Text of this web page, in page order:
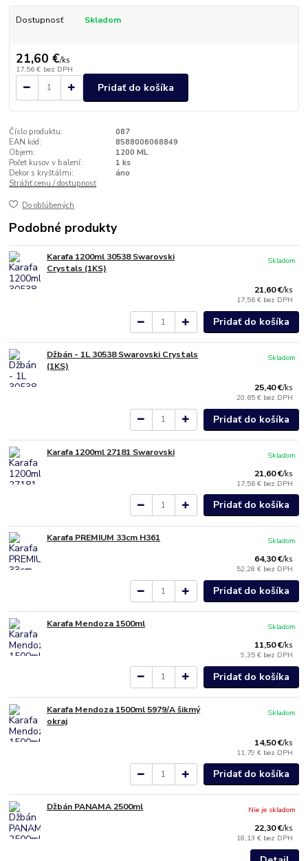
Dostupnosť Skladom
21,60 €/ks
17,56 € bez DPH
Pridať do košíka
Číslo produktu:
087
EAN kód:
8588006068849
Objem:
1200 ML
Počet kusov v balení:
1 ks
Dekor s kryštálmi:
áno
Strážiť cenu / dostupnosť
Do obľúbených
Podobné produkty
Karafa 1200ml 30538 Swarovski
Crystals (1KS)
21,60 €/ks
17,56 € bez DPH
Skladom
Pridať do košíka
Džbán - 1L 30538 Swarovski Crystals
(1KS)
25,40 €/ks
20,65 € bez DPH
Skladom
Pridať do košíka
Karafa 1200ml 27181 Swarovski
21,60 €/ks
17,56 € bez DPH
Skladom
Pridať do košíka
Karafa PREMIUM 33cm H361
64,30 €/ks
52,28 € bez DPH
Skladom
Pridať do košíka
Karafa Mendoza 1500ml
11,50 €/ks
9,35 € bez DPH
Skladom
Pridať do košíka
Karafa Mendoza 1500ml 5979/A šikmý
okraj
14,50 €/ks
11,79 € bez DPH
Skladom
Pridať do košíka
Džbán PANAMA 2500ml
22,30 €/ks
18,13 € bez DPH
Nie je skladom